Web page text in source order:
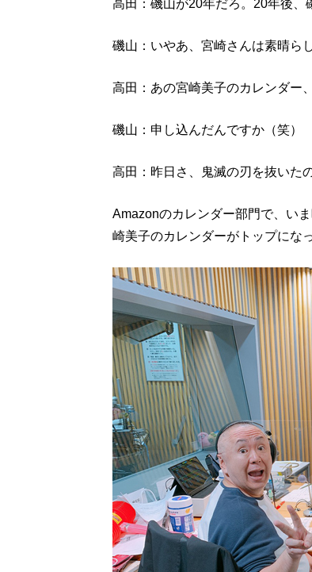
高田：磯山が20年だろ。20年後、
磯山：いやあ、宮崎さんは素晴ら
高田：あの宮崎美子のカレンダー
磯山：申し込んだんですか（笑）
高田：昨日さ、鬼滅の刃を抜いたの
Amazonのカレンダー部門で、い
崎美子のカレンダーがトップにな